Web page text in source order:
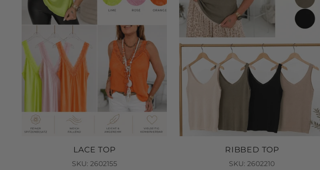
LACE TOP
SKU: 2602155
RIBBED TOP
SKU: 2602210